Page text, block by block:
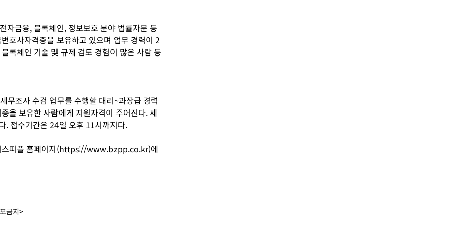
자금융, 블록체인, 정보보호 분야 법률자문 등
호사자격증을 보유하고 있으며 업무 경력이 2
록체인 기술 및 규제 검토 경험이 많은 사람 등
무조사 수검 업무를 수행할 대리~과장급 경력
을 보유한 사람에게 지원자격이 주어진다. 세
. 접수기간은 24일 오후 11시까지다.
스피플 홈페이지(https://www.bzpp.co.kr)에
금지>